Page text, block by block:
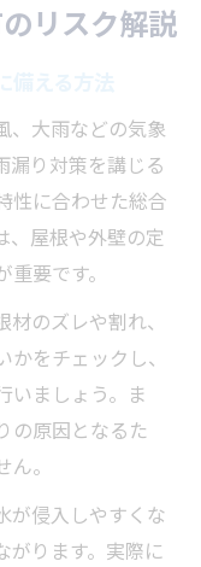
リスク解説
、大雨などの気象
漏り対策を講じる
性に合わせた総合
、屋根や外壁の定
要です。
のズレや割れ、
をチェックし、
いましょう。ま
の原因となるた
。
が侵入しやすくな
がります。実際に